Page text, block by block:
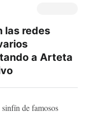
las redes
a Arteta
de famosos